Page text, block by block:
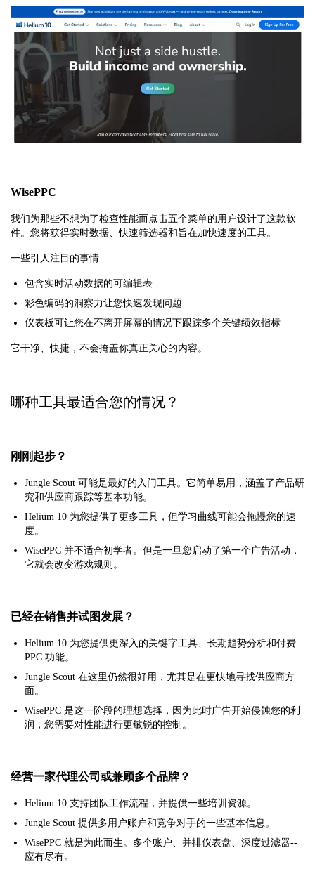
WisePPC
我们为那些不想为了检查性能而点击五个菜单的用户设计了这款软
件。您将获得实时数据、快速筛选器和旨在加快速度的工具。
一些引人注目的事情
包含实时活动数据的可编辑表
彩色编码的洞察力让您快速发现问题
仪表板可让您在不离开屏幕的情况下跟踪多个关键绩效指标
它干净、快捷，不会掩盖你真正关心的内容。
哪种工具最适合您的情况？
刚刚起步？
Jungle Scout 可能是最好的入门工具。它简单易用，涵盖了产品研
究和供应商跟踪等基本功能。
Helium 10 为您提供了更多工具，但学习曲线可能会拖慢您的速
度。
WisePPC 并不适合初学者。但是一旦您启动了第一个广告活动，
它就会改变游戏规则。
已经在销售并试图发展？
Helium 10 为您提供更深入的关键字工具、长期趋势分析和付费
PPC 功能。
Jungle Scout 在这里仍然很好用，尤其是在更快地寻找供应商方
面。
WisePPC 是这一阶段的理想选择，因为此时广告开始侵蚀您的利
润，您需要对性能进行更敏锐的控制。
经营一家代理公司或兼顾多个品牌？
Helium 10 支持团队工作流程，并提供一些培训资源。
Jungle Scout 提供多用户账户和竞争对手的一些基本信息。
WisePPC 就是为此而生。多个账户、并排仪表盘、深度过滤器--
应有尽有。